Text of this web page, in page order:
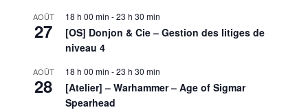
AOÛT
27
18 h 00 min -23 h 30 min
[OS] Donjon & Cie – Gestion des litiges de
niveau 4
AOÛT
28
18 h 00 min -23 h 30 min
[Atelier] – Warhammer – Age of Sigmar
Spearhead